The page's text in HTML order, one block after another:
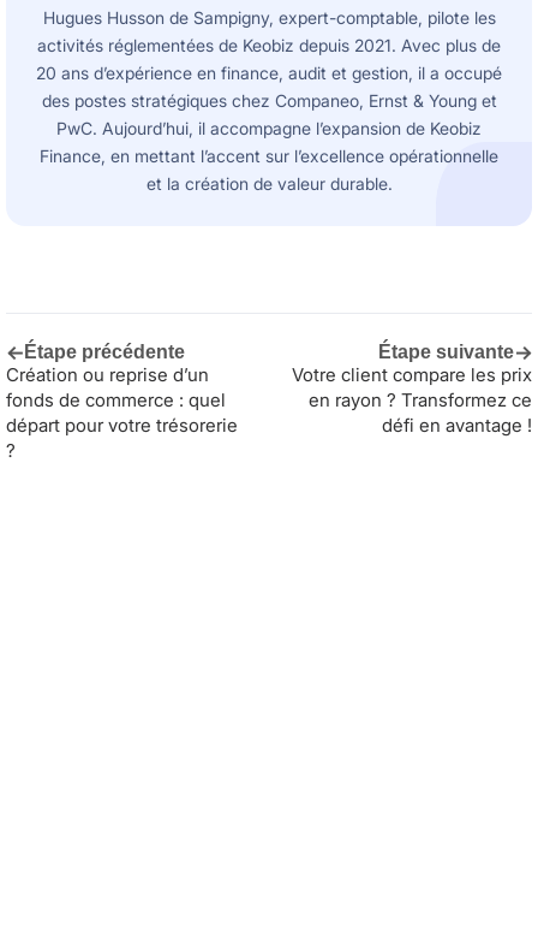
Hugues Husson de Sampigny, expert-comptable, pilote les
activités réglementées de Keobiz depuis 2021. Avec plus de
20 ans d’expérience en finance, audit et gestion, il a occupé
des postes stratégiques chez Companeo, Ernst & Young et
PwC. Aujourd’hui, il accompagne l’expansion de Keobiz
Finance, en mettant l’accent sur l’excellence opérationnelle
et la création de valeur durable.
← Étape précédente
Création ou reprise d’un
fonds de commerce : quel
départ pour votre trésorerie
?
Étape suivante→
Votre client compare les prix
en rayon ? Transformez ce
défi en avantage !